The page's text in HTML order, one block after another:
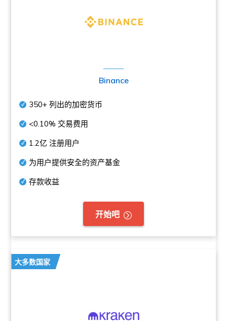
Binance
350+ 列出的加密货币
<0.10% 交易费用
1.2亿 注册用户
为用户提供安全的资产基金
存款收益
开始吧
大多数国家